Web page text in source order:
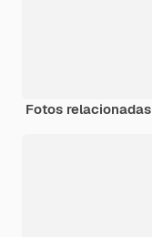
Fotos relacionadas